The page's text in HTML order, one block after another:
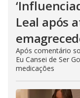
Leal após
Após comentário
Eu Cansei de Ser
medicações